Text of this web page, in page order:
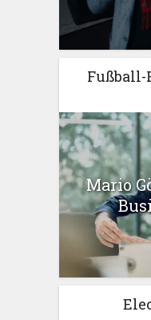
Fußball-
Mario